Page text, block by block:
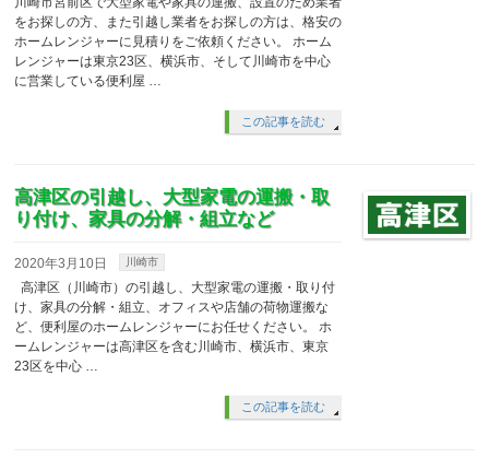
をお探しの方、また引越し業者をお探しの方は、格安の
ホームレンジャーに見積りをご依頼ください。 ホーム
レンジャーは東京23区、横浜市、そして川崎市を中心
に営業している便利屋 …
この記事を読む
高津区の引越し、大型家電の運搬・取
り付け、家具の分解・組立など
2020年3月10日 川崎市
高津区（川崎市）の引越し、大型家電の運搬・取り付
け、家具の分解・組立、オフィスや店舗の荷物運搬な
ど、便利屋のホームレンジャーにお任せください。 ホ
ームレンジャーは高津区を含む川崎市、横浜市、東京
23区を中心 …
この記事を読む